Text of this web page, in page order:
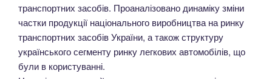
транспортних засобів. Проаналізовано динаміку зміни
частки продукції національного виробництва на ринку
транспортних засобів України, а також структуру
українського сегменту ринку легкових автомобілів, що
були в користуванні.